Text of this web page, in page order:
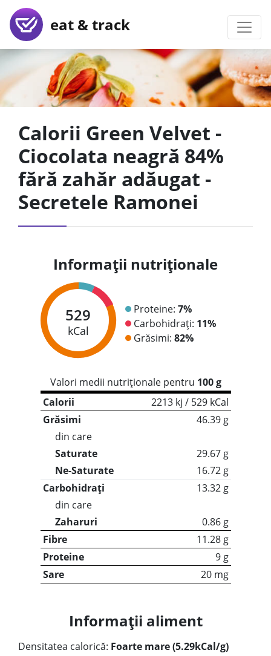
eat & track
Calorii Green Velvet -
Ciocolata neagră 84%
fără zahăr adăugat -
Secretele Ramonei
Informații nutriționale
529
kCal
Proteine: 7%
Carbohidrați: 11%
Grăsimi: 82%
Valori medii nutriționale pentru 100 g
Calorii
2213 kj / 529 kCal
Grăsimi
46.39 g
din care
Saturate
29.67 g
Ne-Saturate
16.72 g
Carbohidrați
13.32 g
din care
Zaharuri
0.86 g
Fibre
11.28 g
Proteine
9 g
Sare
20 mg
Informații aliment
Densitatea calorică: Foarte mare (5.29kCal/g)